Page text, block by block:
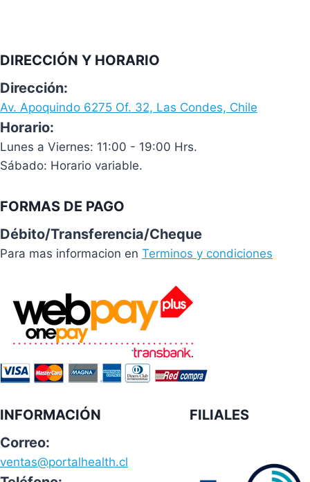
DIRECCIÓN Y HORARIO
Dirección:
Av. Apoquindo 6275 Of. 32, Las Condes, Chile
Horario:
Lunes a Viernes: 11:00 - 19:00 Hrs.
Sábado: Horario variable.
FORMAS DE PAGO
Débito/Transferencia/Cheque
Para mas informacion en Terminos y condiciones
INFORMACIÓN
Correo:
ventas@portalhealth.cl
FILIALES